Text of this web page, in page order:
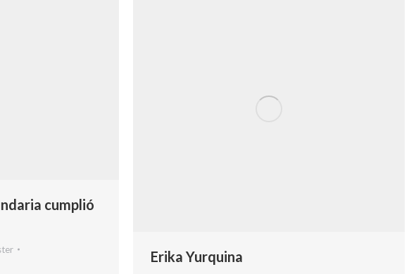
cumplió
Erika Yurquina